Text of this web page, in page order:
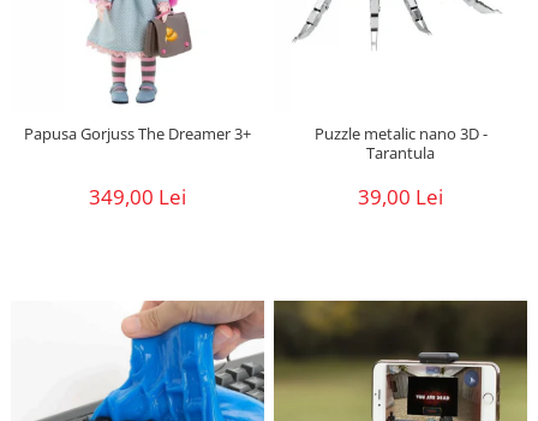
Papusa Gorjuss The Dreamer 3+
349,00 Lei
Puzzle metalic nano 3D -
Tarantula
39,00 Lei